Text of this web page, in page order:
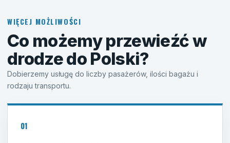
WIĘCEJ MOŻLIWOŚCI
Co możemy przewieźć w
drodze do Polski?
Dobierzemy usługę do liczby pasażerów, ilości bagażu i
rodzaju transportu.
01